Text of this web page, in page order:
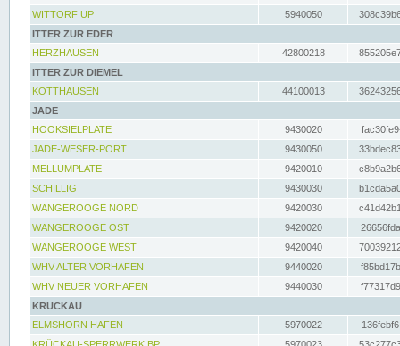
WITTORF UP
5940050
ITTER ZUR EDER
HERZHAUSEN
42800218
ITTER ZUR DIEMEL
KOTTHAUSEN
44100013
JADE
HOOKSIELPLATE
9430020
JADE-WESER-PORT
9430050
MELLUMPLATE
9420010
SCHILLIG
9430030
WANGEROOGE NORD
9420030
WANGEROOGE OST
9420020
WANGEROOGE WEST
9420040
WHV ALTER VORHAFEN
9440020
WHV NEUER VORHAFEN
9440030
KRÜCKAU
ELMSHORN HAFEN
5970022